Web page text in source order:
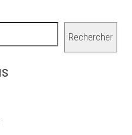
Rechercher